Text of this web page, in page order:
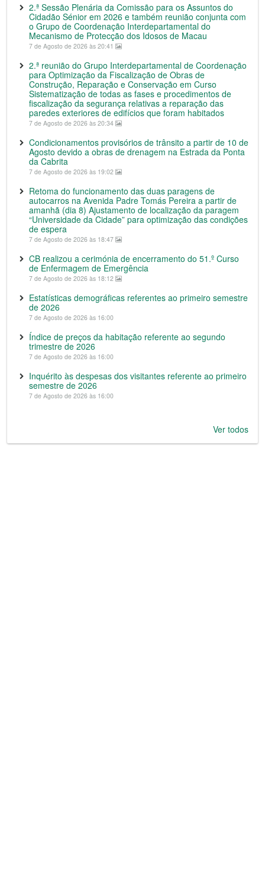
2.ª Sessão Plenária da Comissão para os Assuntos do
Cidadão Sénior em 2026 e também reunião conjunta com
o Grupo de Coordenação Interdepartamental do
Mecanismo de Protecção dos Idosos de Macau
7 de Agosto de 2026 às 20:41
2.ª reunião do Grupo Interdepartamental de Coordenação
para Optimização da Fiscalização de Obras de
Construção, Reparação e Conservação em Curso
Sistematização de todas as fases e procedimentos de
fiscalização da segurança relativas a reparação das
paredes exteriores de edifícios que foram habitados
7 de Agosto de 2026 às 20:34
Condicionamentos provisórios de trânsito a partir de 10 de
Agosto devido a obras de drenagem na Estrada da Ponta
da Cabrita
7 de Agosto de 2026 às 19:02
Retoma do funcionamento das duas paragens de
autocarros na Avenida Padre Tomás Pereira a partir de
amanhã (dia 8) Ajustamento de localização da paragem
“Universidade da Cidade” para optimização das condições
de espera
7 de Agosto de 2026 às 18:47
CB realizou a cerimónia de encerramento do 51.º Curso
de Enfermagem de Emergência
7 de Agosto de 2026 às 18:12
Estatísticas demográficas referentes ao primeiro semestre
de 2026
7 de Agosto de 2026 às 16:00
Índice de preços da habitação referente ao segundo
trimestre de 2026
7 de Agosto de 2026 às 16:00
Inquérito às despesas dos visitantes referente ao primeiro
semestre de 2026
7 de Agosto de 2026 às 16:00
Ver todos